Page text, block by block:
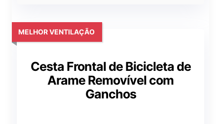
Cesta Frontal de Bicicleta de
Arame Removível com
Ganchos
MELHOR VENTILAÇÃO